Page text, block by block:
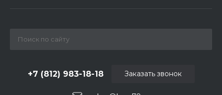
+7 (812) 983-18-18 Заказать звонок